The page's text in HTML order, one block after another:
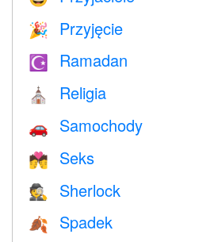
🎉 Przyjęcie
☪️ Ramadan
⛪️ Religia
🚗 Samochody
💏 Seks
🕵️ Sherlock
🍂 Spadek